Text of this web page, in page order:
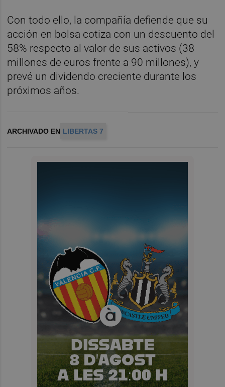
Con todo ello, la compañía defiende que su
acción en bolsa cotiza con un descuento del
58% respecto al valor de sus activos (38
millones de euros frente a 90 millones), y
prevé un dividendo creciente durante los
próximos años.
ARCHIVADO EN LIBERTAS 7